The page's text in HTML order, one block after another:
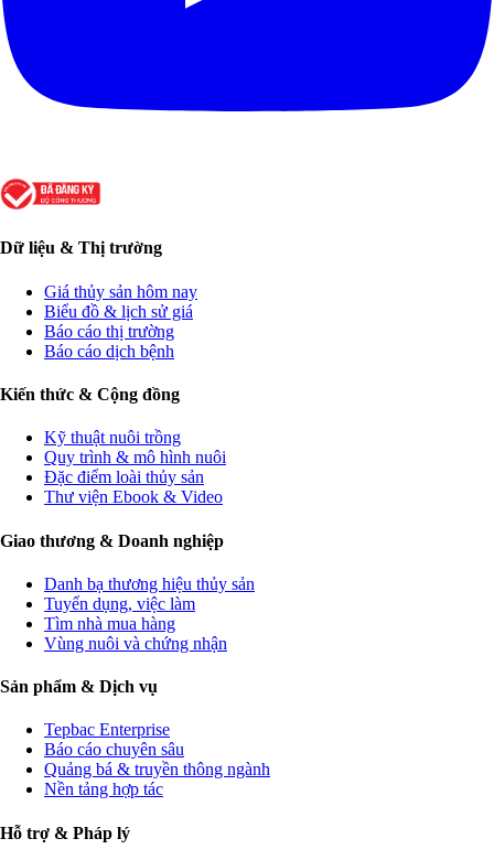
Dữ liệu & Thị trường
Giá thủy sản hôm nay
Biểu đồ & lịch sử giá
Báo cáo thị trường
Báo cáo dịch bệnh
Kiến thức & Cộng đồng
Kỹ thuật nuôi trồng
Quy trình & mô hình nuôi
Đặc điểm loài thủy sản
Thư viện Ebook & Video
Giao thương & Doanh nghiệp
Danh bạ thương hiệu thủy sản
Tuyển dụng, việc làm
Tìm nhà mua hàng
Vùng nuôi và chứng nhận
Sản phẩm & Dịch vụ
Tepbac Enterprise
Báo cáo chuyên sâu
Quảng bá & truyền thông ngành
Nền tảng hợp tác
Hỗ trợ & Pháp lý